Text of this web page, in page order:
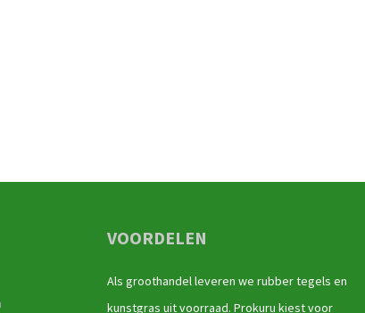
VOORDELEN
Als groothandel leveren we rubber tegels en
kunstgras uit voorraad. Prokuru kiest voor